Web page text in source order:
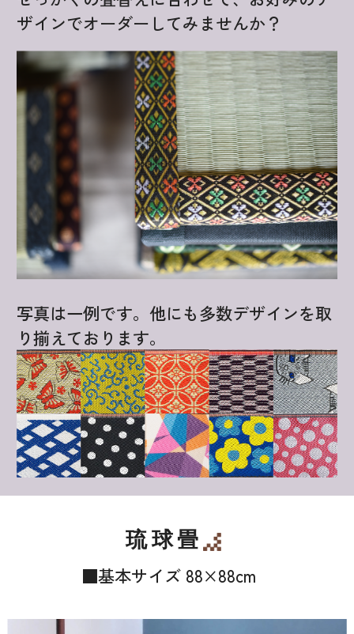
ザインでオーダーしてみませんか？
写真は一例です。他にも多数デザインを取
り揃えております。
琉球畳
■基本サイズ 88×88cm